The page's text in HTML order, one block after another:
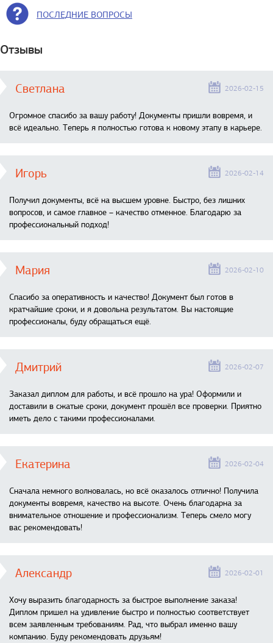
ПОСЛЕДНИЕ ВОПРОСЫ
Отзывы
Светлана 2026-02-15
Огромное спасибо за вашу работу! Документы пришли вовремя, и
всё идеально. Теперь я полностью готова к новому этапу в карьере.
Игорь 2026-02-14
Получил документы, всё на высшем уровне. Быстро, без лишних
вопросов, и самое главное – качество отменное. Благодарю за
профессиональный подход!
Мария 2026-02-10
Спасибо за оперативность и качество! Документ был готов в
кратчайшие сроки, и я довольна результатом. Вы настоящие
профессионалы, буду обращаться ещё.
Дмитрий 2026-02-07
Заказал диплом для работы, и всё прошло на ура! Оформили и
доставили в сжатые сроки, документ прошёл все проверки. Приятно
иметь дело с такими профессионалами.
Екатерина 2026-02-04
Сначала немного волновалась, но всё оказалось отлично! Получила
документы вовремя, качество на высоте. Очень благодарна за
внимательное отношение и профессионализм. Теперь смело могу
вас рекомендовать!
Александр 2026-02-01
Хочу выразить благодарность за быстрое выполнение заказа!
Диплом пришел на удивление быстро и полностью соответствует
всем заявленным требованиям. Рад, что выбрал именно вашу
компанию. Буду рекомендовать друзьям!